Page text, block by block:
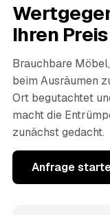
Ihren Preis
Brauchbare
beim Ausräumen
Ort begutachtet
macht die
zunächst gedacht.
Anfrage